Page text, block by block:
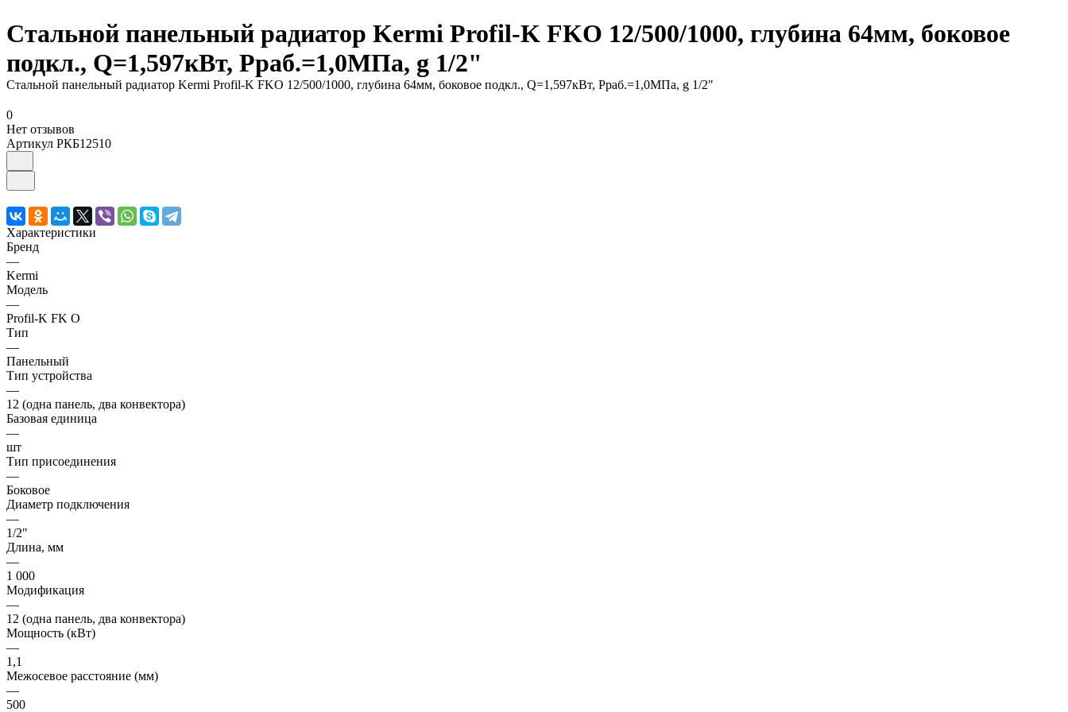
Стальной панельный радиатор Kermi Profil-K FKO 12/500/1000, глубина 64мм, боковое
подкл., Q=1,597кВт, Рраб.=1,0МПа, g 1/2"
Стальной панельный радиатор Kermi Profil-K FKO 12/500/1000, глубина 64мм, боковое подкл., Q=1,597кВт, Рраб.=1,0МПа, g 1/2"
0
Нет отзывов
Артикул РКБ12510
Характеристики
Бренд
—
Kermi
Модель
—
Profil-K FK O
Тип
—
Панельный
Тип устройства
—
12 (одна панель, два конвектора)
Базовая единица
—
шт
Тип присоединения
—
Боковое
Диаметр подключения
—
1/2"
Длина, мм
—
1 000
Модификация
—
12 (одна панель, два конвектора)
Мощность (кВт)
—
1,1
Межосевое расстояние (мм)
—
500